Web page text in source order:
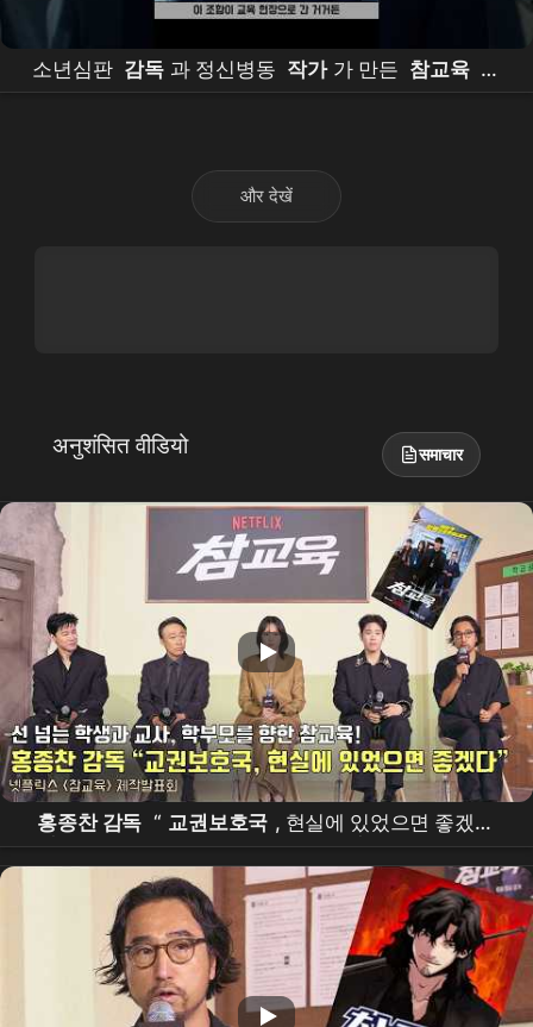
소년심판 감독 과 정신병동 작가 가 만든 참교육 비
하인드
और देखें
अनुशंसित वीडियो समाचार
홍종찬 감독 “ 교권보호국 , 현실에 있었으면 좋겠다”
| 넷플릭스 [ 참교육 ] 제작발표회 | Teach You a
Lesson | Netflix